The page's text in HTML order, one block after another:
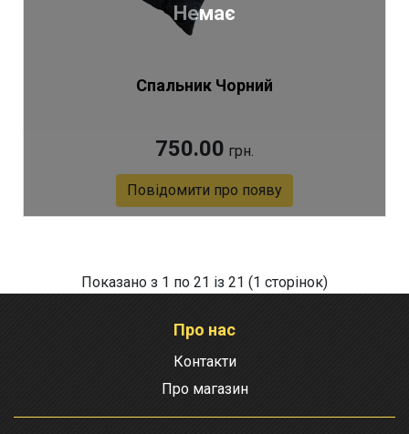
Немає
Спальник Чорний
750.00 грн.
Повідомити про появу
Показано з 1 по 21 із 21 (1 сторінок)
Про нас
Контакти
Про магазин